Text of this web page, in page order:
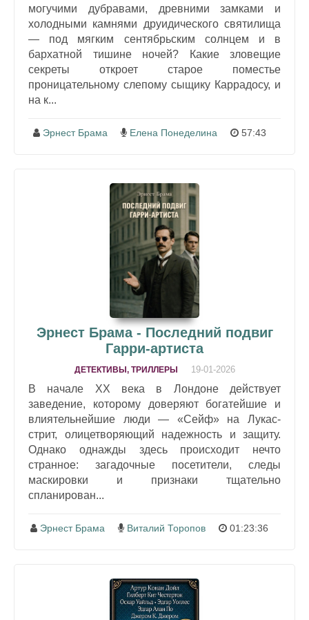
могучими дубравами, древними замками и
холодными камнями друидического святилища
— под мягким сентябрьским солнцем и в
бархатной тишине ночей? Какие зловещие
секреты откроет старое поместье
проницательному слепому сыщику Каррадосу, и
на к...
Эрнест Брама Елена Понеделина 57:43
Эрнест Брама - Последний подвиг
Гарри-артиста
ДЕТЕКТИВЫ, ТРИЛЛЕРЫ 19-01-2026
В начале ХХ века в Лондоне действует
заведение, которому доверяют богатейшие и
влиятельнейшие люди — «Сейф» на Лукас-
стрит, олицетворяющий надежность и защиту.
Однако однажды здесь происходит нечто
странное: загадочные посетители, следы
маскировки и признаки тщательно
спланирован...
Эрнест Брама Виталий Торопов 01:23:36